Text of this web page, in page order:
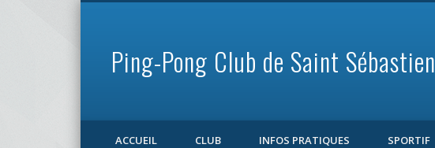
Ping-Pong Club de Saint Sébastien
Facebook
ACCUEIL CLUB INFOS PRATIQUES SPORTIF